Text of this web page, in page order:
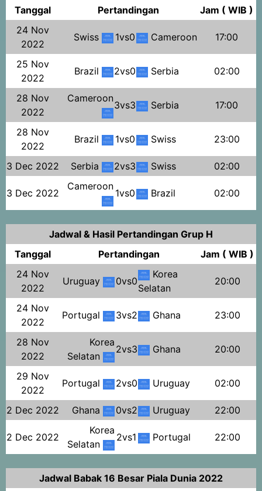
Tanggal Pertandingan
Jam ( WIB )
24 Nov
2022
Swiss 1vs0 Cameroon 17:00
25 Nov
2022
Brazil 2vs0 Serbia 02:00
28 Nov
2022
Cameroon
3vs3 Serbia 17:00
28 Nov
2022
Brazil 1vs0 Swiss 23:00
3 Dec 2022 Serbia 2vs3 Swiss 02:00
3 Dec 2022
Cameroon
1vs0 Brazil 02:00
Jadwal & Hasil Pertandingan Grup H
Tanggal
Pertandingan
Jam ( WIB )
24 Nov
2022
Uruguay 0vs0
Korea
Selatan
20:00
24 Nov
2022
Portugal 3vs2 Ghana 23:00
28 Nov
2022
Korea
Selatan
2vs3 Ghana 20:00
29 Nov
2022
Portugal 2vs0 Uruguay 02:00
2 Dec 2022 Ghana 0vs2 Uruguay 22:00
2 Dec 2022
Korea
Selatan
2vs1 Portugal 22:00
Jadwal Babak 16 Besar Piala Dunia 2022